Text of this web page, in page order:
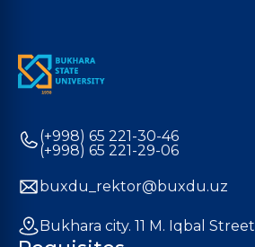
(+998) 65 221-30-46
(+998) 65 221-29-06
buxdu_rektor@buxdu.uz
Bukhara city. 11 M. Iqbal Street